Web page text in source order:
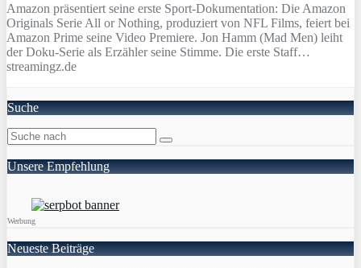
Amazon präsentiert seine erste Sport-Dokumentation: Die Amazon
Originals Serie All or Nothing, produziert von NFL Films, feiert bei
Amazon Prime seine Video Premiere. Jon Hamm (Mad Men) leiht
der Doku-Serie als Erzähler seine Stimme. Die erste Staff…
streamingz.de
Suche
Unsere Empfehlung
Werbung
Neueste Beiträge